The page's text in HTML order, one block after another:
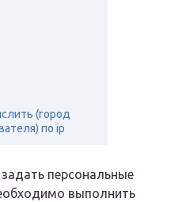
(город
по ip
персональные
выполнить